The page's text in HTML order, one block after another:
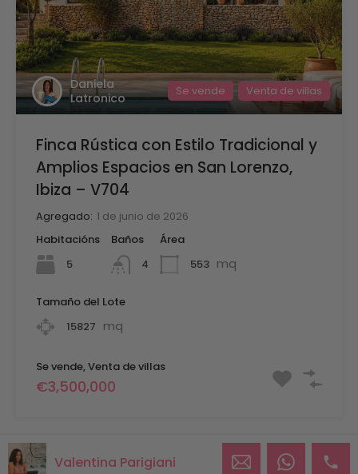
Daniela
Latronico
Se vende Venta de villas
Finca Rústica con Estilo Tradicional y
Amplios Espacios en San Lorenzo,
Ibiza – V704
Agregado: 1 de junio de 2026
Habitacións
5
Baños
4
Área
553 mq
Tamaño del Lote
15827 mq
Se vende, Venta de villas
€3,500,000
Valentina Parigiani